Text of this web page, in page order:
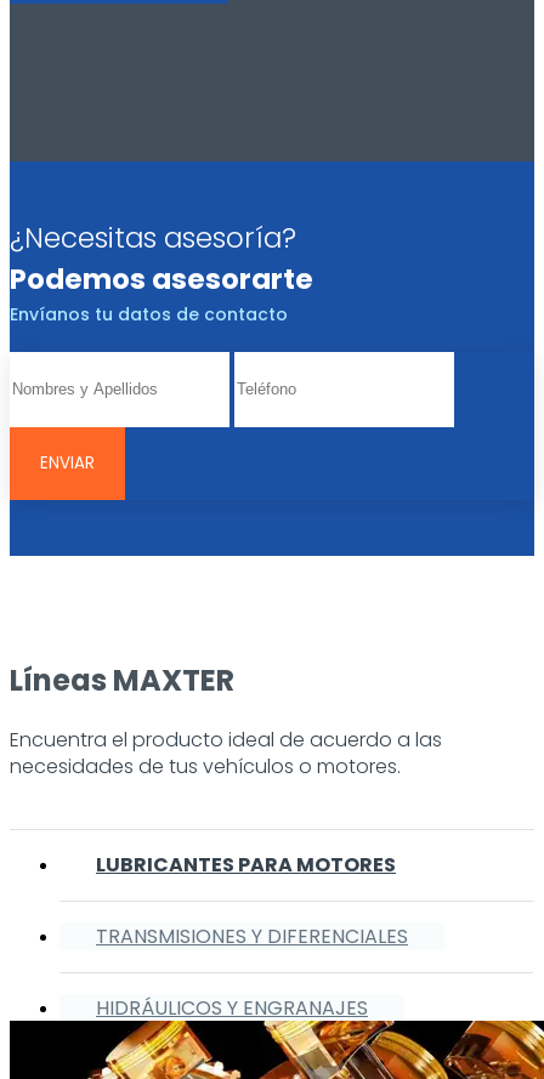
¿Necesitas asesoría?
Podemos asesorarte
Envíanos tu datos de contacto
Líneas MAXTER
Encuentra el producto ideal de acuerdo a las
necesidades de tus vehículos o motores.
LUBRICANTES PARA MOTORES
TRANSMISIONES Y DIFERENCIALES
HIDRÁULICOS Y ENGRANAJES